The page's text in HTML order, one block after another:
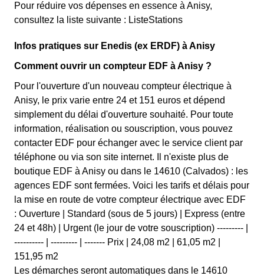
Pour réduire vos dépenses en essence à Anisy,
consultez la liste suivante : ListeStations
Infos pratiques sur Enedis (ex ERDF) à Anisy
Comment ouvrir un compteur EDF à Anisy ?
Pour l'ouverture d'un nouveau compteur électrique à
Anisy, le prix varie entre 24 et 151 euros et dépend
simplement du délai d'ouverture souhaité. Pour toute
information, réalisation ou souscription, vous pouvez
contacter EDF pour échanger avec le service client par
téléphone ou via son site internet. Il n'existe plus de
boutique EDF à Anisy ou dans le 14610 (Calvados) : les
agences EDF sont fermées. Voici les tarifs et délais pour
la mise en route de votre compteur électrique avec EDF
: Ouverture | Standard (sous de 5 jours) | Express (entre
24 et 48h) | Urgent (le jour de votre souscription) --------- |
---------- | --------- | ------- Prix | 24,08 m2 | 61,05 m2 |
151,95 m2
Les démarches seront automatiques dans le 14610